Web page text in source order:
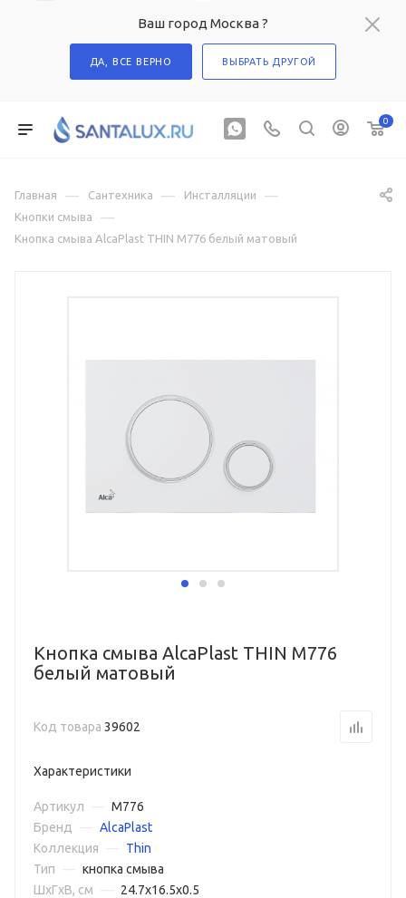
Ваш город Москва ?
ДА, ВСЕ ВЕРНО ВЫБРАТЬ ДРУГОЙ
0
Главная — Сантехника — Инсталляции —
Кнопки смыва —
Кнопка смыва AlcaPlast THIN M776 белый матовый
Кнопка смыва AlcaPlast THIN M776
белый матовый
Код товара 39602
Характеристики
Артикул
M776
Бренд
AlcaPlast
Коллекция
Thin
Тип
кнопка смыва
ШxГxВ, см
24.7x16.5x0.5